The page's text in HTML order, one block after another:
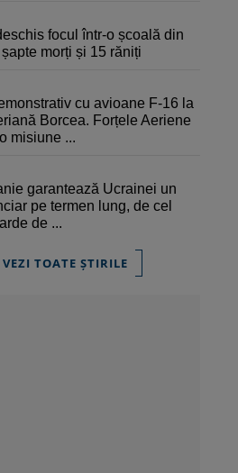
focul într-o școală din
morți și 15 răniți
cu avioane F-16 la
Borcea. Forțele Aeriene
misiune ...
garantează Ucrainei un
pe termen lung, de cel
de ...
VEZI TOATE ȘTIRILE